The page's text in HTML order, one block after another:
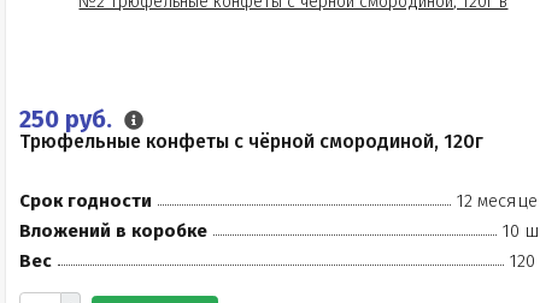
250 руб.
Трюфельные конфеты с чёрной смородиной, 120г
Срок годности
12
Вложений в коробке
10
Вес
120